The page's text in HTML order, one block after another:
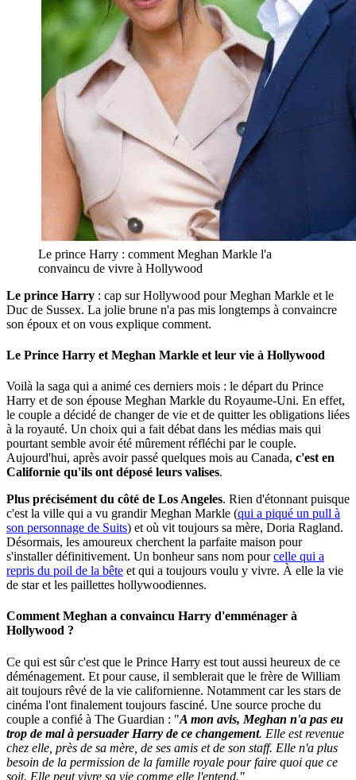
Le prince Harry : comment Meghan Markle l'a
convaincu de vivre à Hollywood
Le prince Harry : cap sur Hollywood pour Meghan Markle et le
Duc de Sussex. La jolie brune n'a pas mis longtemps à convaincre
son époux et on vous explique comment.
Le Prince Harry et Meghan Markle et leur vie à Hollywood
Voilà la saga qui a animé ces derniers mois : le départ du Prince
Harry et de son épouse Meghan Markle du Royaume-Uni. En effet,
le couple a décidé de changer de vie et de quitter les obligations liées
à la royauté. Un choix qui a fait débat dans les médias mais qui
pourtant semble avoir été mûrement réfléchi par le couple.
Aujourd'hui, après avoir passé quelques mois au Canada, c'est en
Californie qu'ils ont déposé leurs valises.
Plus précisément du côté de Los Angeles. Rien d'étonnant puisque
c'est la ville qui a vu grandir Meghan Markle (qui a piqué un pull à
son personnage de Suits) et où vit toujours sa mère, Doria Ragland.
Désormais, les amoureux cherchent la parfaite maison pour
s'installer définitivement. Un bonheur sans nom pourcelle qui a
repris du poil de la bête et qui a toujours voulu y vivre. À elle la vie
de star et les paillettes hollywoodiennes.
Comment Meghan a convaincu Harry d'emménager à
Hollywood ?
Ce qui est sûr c'est que le Prince Harry est tout aussi heureux de ce
déménagement. Et pour cause, il semblerait que le frère de William
ait toujours rêvé de la vie californienne. Notamment car les stars de
cinéma l'ont finalement toujours fasciné. Une source proche du
couple a confié à The Guardian : "A mon avis, Meghan n'a pas eu
trop de mal à persuader Harry de ce changement. Elle est revenue
chez elle, près de sa mère, de ses amis et de son staff. Elle n'a plus
besoin de la permission de la famille royale pour faire quoi que ce
soit. Elle peut vivre sa vie comme elle l'entend."